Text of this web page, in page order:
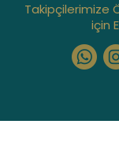
Takipçilerimize
için